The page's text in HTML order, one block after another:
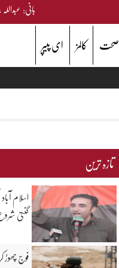
بانی:
صحت کالمز ای پیپر
تازہ ترین
اسلام
گنتی
فوج چھوڑ